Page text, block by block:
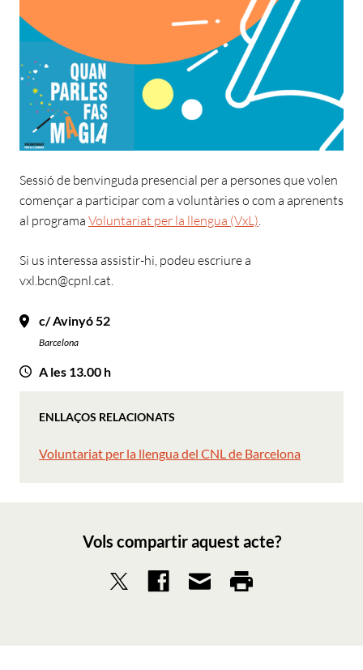
Sessió de benvinguda presencial per a persones que volen
començar a participar com a voluntàries o com a aprenents
al programa Voluntariat per la llengua (VxL).
Si us interessa assistir-hi, podeu escriure a
vxl.bcn@cpnl.cat.
c/ Avinyó 52
Barcelona
A les 13.00 h
ENLLAÇOS RELACIONATS
Voluntariat per la llengua del CNL de Barcelona
Vols compartir aquest acte?